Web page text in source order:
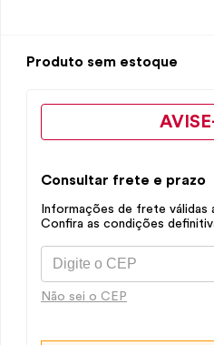
Produto sem estoque
Consultar frete e prazo
Informações de frete válidas
Confira as condições
Não sei o CEP